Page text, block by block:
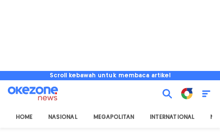
Scroll kebawah untuk membaca artikel
HOME NASIONAL MEGAPOLITAN INTERNATIONAL